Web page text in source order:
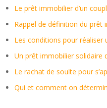
Le prêt immobilier d’un
Rappel de définition du prêt
Les conditions pour réaliser
Un prêt immobilier solidaire
Le rachat de soulte pour
Qui et comment on